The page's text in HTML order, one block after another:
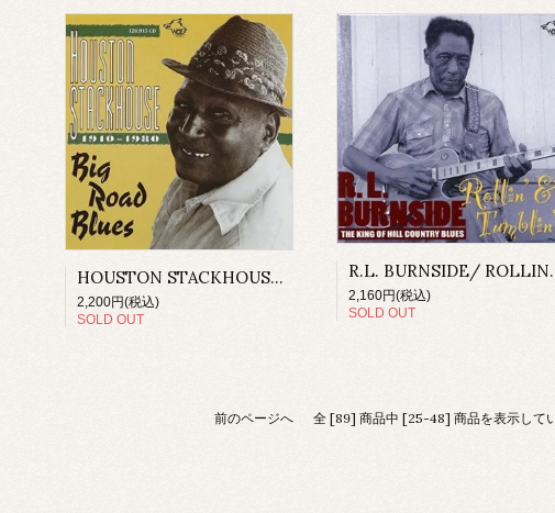
HOUSTON STACKHOUSE/ BIG ROAD BLUES(CD)
2,200円(税込)
SOLD OUT
R.L.
2,160円(税込)
SOLD OUT
前のページへ 全 [89] 商品中 [25-48] 商品を表示して